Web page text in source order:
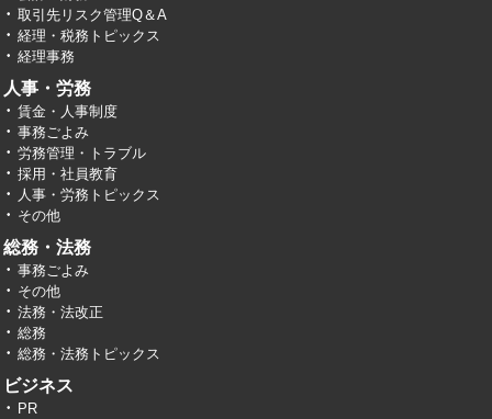
取引先リスク管理Q＆A
経理・税務トピックス
経理事務
人事・労務
賃金・人事制度
事務ごよみ
労務管理・トラブル
採用・社員教育
人事・労務トピックス
その他
総務・法務
事務ごよみ
その他
法務・法改正
総務
総務・法務トピックス
ビジネス
PR